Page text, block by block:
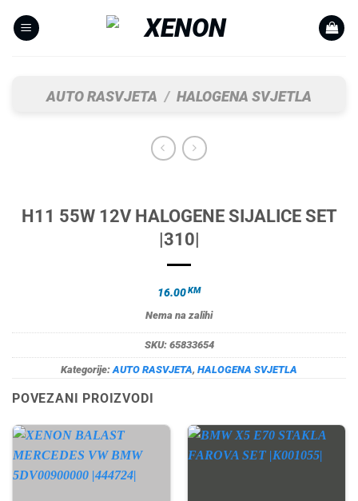
AUTO RASVJETA / HALOGENA SVJETLA
H11 55W 12V HALOGENE SIJALICE SET
|310|
16.00KM
Nema na zalihi
SKU: 65833654
Kategorije: AUTO RASVJETA, HALOGENA SVJETLA
POVEZANI PROIZVODI